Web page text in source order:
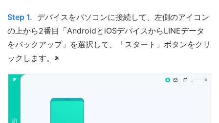
Step 1. デバイスをパソコンに接続して、左側のアイコン
の上から2番目「AndroidとiOSデバイスからLINEデータ
をバックアップ」を選択して、「スタート」ボタンをクリ
ックします。※